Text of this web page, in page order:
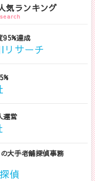
気ランキング
95%達成
リサーチ
運営
大手老舗探偵事務
偵